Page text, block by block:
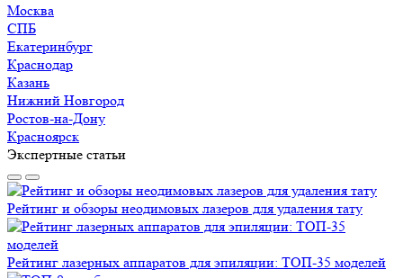
Москва
СПБ
Екатеринбург
Краснодар
Казань
Нижний Новгород
Ростов-на-Дону
Красноярск
Экспертные статьи
Рейтинг и обзоры неодимовых лазеров для удаления тату
Рейтинг лазерных аппаратов для эпиляции: ТОП-35 моделей